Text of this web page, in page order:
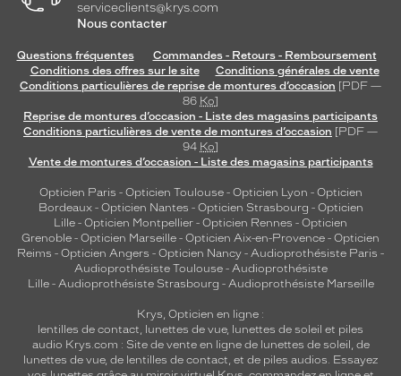
serviceclients@krys.com
Nous contacter
Questions fréquentes
Commandes - Retours - Remboursement
Conditions des offres sur le site
Conditions générales de vente
Conditions particulières de reprise de montures d’occasion [PDF —
86 Ko]
Reprise de montures d’occasion - Liste des magasins participants
Conditions particulières de vente de montures d’occasion [PDF —
94 Ko]
Vente de montures d’occasion - Liste des magasins participants
Opticien Paris - Opticien Toulouse- Opticien Lyon - Opticien
Bordeaux- Opticien Nantes - Opticien Strasbourg - Opticien
Lille - Opticien Montpellier - Opticien Rennes - Opticien
Grenoble - Opticien Marseille - Opticien Aix-en-Provence - Opticien
Reims - Opticien Angers - Opticien Nancy - Audioprothésiste Paris -
Audioprothésiste Toulouse- Audioprothésiste
Lille- Audioprothésiste Strasbourg - Audioprothésiste Marseille
Krys, Opticien en ligne :
lentilles de contact, lunettes de vue, lunettes de soleil et piles
audio Krys.com : Site de vente en ligne de lunettes de soleil, de
lunettes de vue, de lentilles de contact, et de piles audios. Essayez